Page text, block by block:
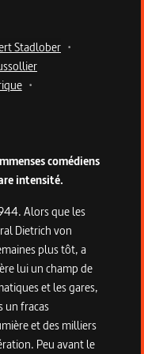
Stadlober •
•
comédiens
intensité.
Alors que les
Dietrich von
plus tôt, a
lui un champ de
et les gares,
un fracas
et des milliers
Peu avant le